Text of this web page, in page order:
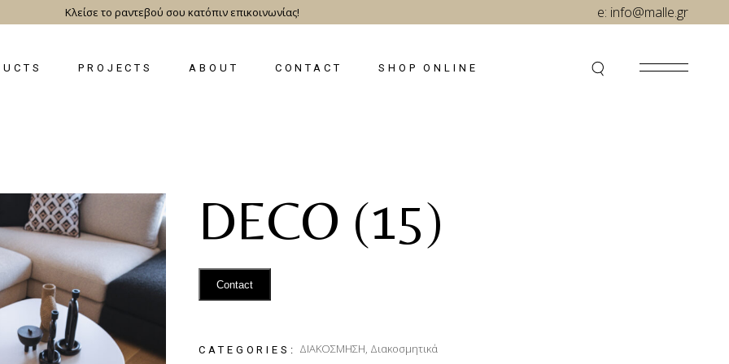
Κλείσε το ραντεβού σου κατόπιν επικοινωνίας! e: info@malle.gr
PROJECTS ABOUT CONTACT SHOP ONLINE
DECO (15)
Contact
CATEGORIES: ΔΙΑΚΟΣΜΗΣΗ, Διακοσμητικά